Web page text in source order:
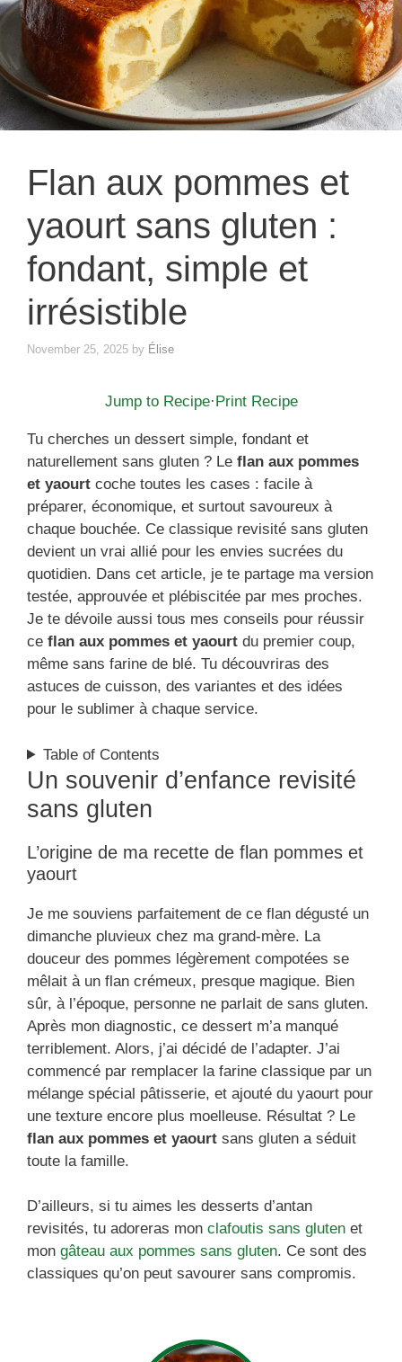
Flan aux pommes et
yaourt sans gluten :
fondant, simple et
irrésistible
November 25, 2025 by Élise
Jump to Recipe· Print Recipe
Tu cherches un dessert simple, fondant et
naturellement sans gluten ? Le flan aux pommes
et yaourt coche toutes les cases : facile à
préparer, économique, et surtout savoureux à
chaque bouchée. Ce classique revisité sans gluten
devient un vrai allié pour les envies sucrées du
quotidien. Dans cet article, je te partage ma version
testée, approuvée et plébiscitée par mes proches.
Je te dévoile aussi tous mes conseils pour réussir
ce flan aux pommes et yaourt du premier coup,
même sans farine de blé. Tu découvriras des
astuces de cuisson, des variantes et des idées
pour le sublimer à chaque service.
Table of Contents
Un souvenir d’enfance revisité
sans gluten
L’origine de ma recette de flan pommes et
yaourt
Je me souviens parfaitement de ce flan dégusté un
dimanche pluvieux chez ma grand-mère. La
douceur des pommes légèrement compotées se
mêlait à un flan crémeux, presque magique. Bien
sûr, à l’époque, personne ne parlait de sans gluten.
Après mon diagnostic, ce dessert m’a manqué
terriblement. Alors, j’ai décidé de l’adapter. J’ai
commencé par remplacer la farine classique par un
mélange spécial pâtisserie, et ajouté du yaourt pour
une texture encore plus moelleuse. Résultat ? Le
flan aux pommes et yaourt sans gluten a séduit
toute la famille.
D’ailleurs, si tu aimes les desserts d’antan
revisités, tu adoreras mon clafoutis sans gluten et
mon gâteau aux pommes sans gluten. Ce sont des
classiques qu’on peut savourer sans compromis.